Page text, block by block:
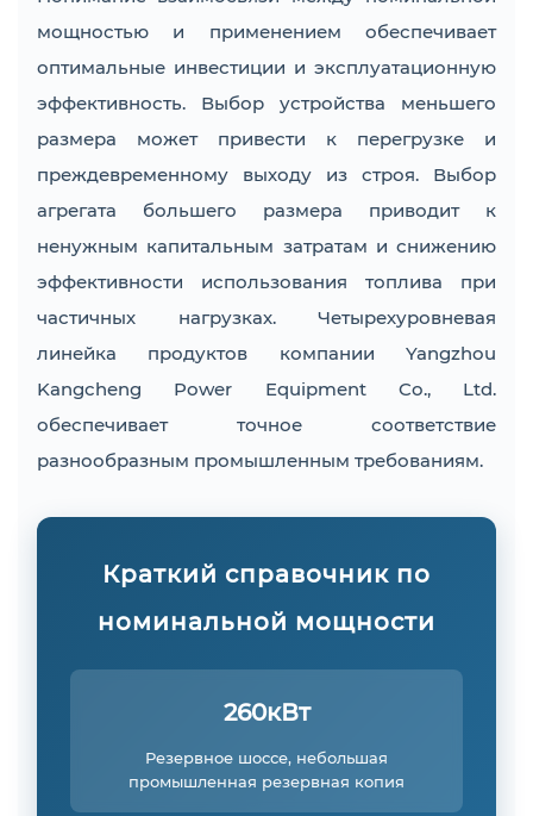
мощностью и применением обеспечивает
оптимальные инвестиции и эксплуатационную
эффективность. Выбор устройства меньшего
размера может привести к перегрузке и
преждевременному выходу из строя. Выбор
агрегата большего размера приводит к
ненужным капитальным затратам и снижению
эффективности использования топлива при
частичных нагрузках. Четырехуровневая
линейка продуктов компании Yangzhou
Kangcheng Power Equipment Co., Ltd.
обеспечивает точное соответствие
разнообразным промышленным требованиям.
Краткий справочник по
номинальной мощности
260кВт
Резервное шоссе, небольшая
промышленная резервная копия